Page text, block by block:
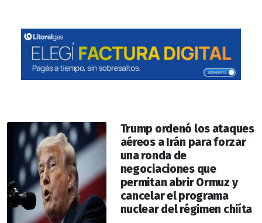
Trump ordenó los ataques
aéreos a Irán para forzar
una ronda de
negociaciones que
permitan abrir Ormuz y
cancelar el programa
nuclear del régimen chiíta